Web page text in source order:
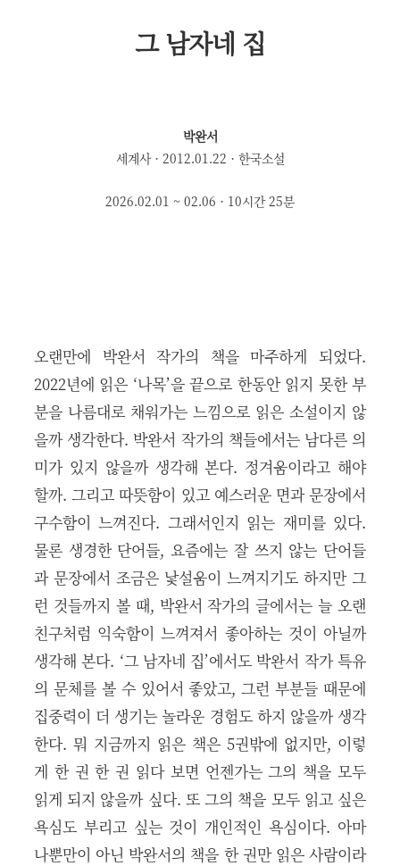
그 남자네 집
박완서
세계사 · 2012.01.22 · 한국소설
2026.02.01 ~ 02.06 · 10시간 25분
오랜만에 박완서 작가의 책을 마주하게 되었다.
2022년에 읽은 ‘나목’을 끝으로 한동안 읽지 못한 부
분을 나름대로 채워가는 느낌으로 읽은 소설이지 않
을까 생각한다. 박완서 작가의 책들에서는 남다른 의
미가 있지 않을까 생각해 본다. 정겨움이라고 해야
할까. 그리고 따뜻함이 있고 예스러운 면과 문장에서
구수함이 느껴진다. 그래서인지 읽는 재미를 있다.
물론 생경한 단어들, 요즘에는 잘 쓰지 않는 단어들
과 문장에서 조금은 낯설움이 느껴지기도 하지만 그
런 것들까지 볼 때, 박완서 작가의 글에서는 늘 오랜
친구처럼 익숙함이 느껴져서 좋아하는 것이 아닐까
생각해 본다. ‘그 남자네 집’에서도 박완서 작가 특유
의 문체를 볼 수 있어서 좋았고, 그런 부분들 때문에
집중력이 더 생기는 놀라운 경험도 하지 않을까 생각
한다. 뭐 지금까지 읽은 책은 5권밖에 없지만, 이렇
게 한 권 한 권 읽다 보면 언젠가는 그의 책을 모두
읽게 되지 않을까 싶다. 또 그의 책을 모두 읽고 싶은
욕심도 부리고 싶는 것이 개인적인 욕심이다. 아마
나뿐만이 아닌 박완서의 책을 한 권만 읽은 사람이라